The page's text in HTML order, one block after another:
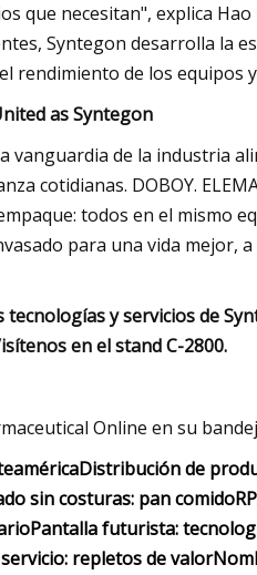
que necesitan", explica
Syntegon desarrolla la
rendimiento de los equipos
as Syntegon
vanguardia de la industria
cotidianas. DOBOY.
todos en el mismo
para una vida mejor,
y servicios de
en el stand C-2800.
Online en su
Distribución de
sin costuras: pan comidoR
Pantalla futurista:
repletos de valor